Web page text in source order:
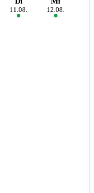
11.08. 12.08.